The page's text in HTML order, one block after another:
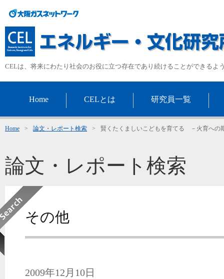
CELは、将来にわたり社会のお役に立つ存在であり続けることができるよ
Home CELとは 研究員一覧
Home > 論文・レポート検索 > 賢くたくましいこどもを育てる －火育への
論文・レポート検索
その他
2009年12月10日